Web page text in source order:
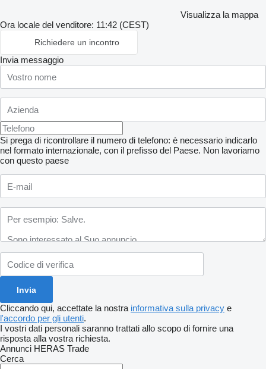
Visualizza la mappa
Ora locale del venditore: 11:42 (CEST)
Richiedere un incontro
Invia messaggio
Si prega di ricontrollare il numero di telefono: è necessario indicarlo
nel formato internazionale, con il prefisso del Paese. Non lavoriamo
con questo paese
Cliccando qui, accettate la nostra informativa sulla privacy e
l'accordo per gli utenti.
I vostri dati personali saranno trattati allo scopo di fornire una
risposta alla vostra richiesta.
Annunci HERAS Trade
Cerca